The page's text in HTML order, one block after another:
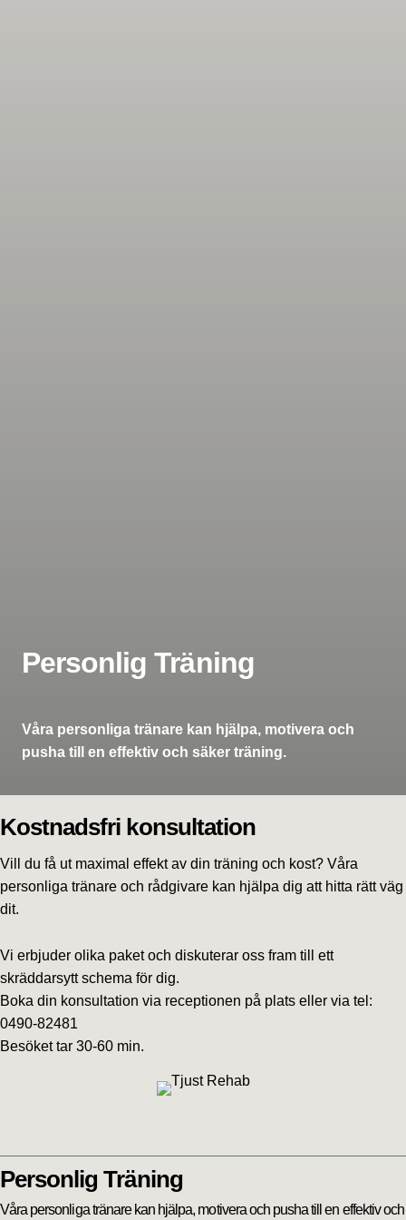
Personlig Träning
Våra personliga tränare kan hjälpa, motivera och
pusha till en effektiv och säker träning.
Kostnadsfri konsultation
Vill du få ut maximal effekt av din träning och kost? Våra
personliga tränare och rådgivare kan hjälpa dig att hitta rätt väg
dit.
Vi erbjuder olika paket och diskuterar oss fram till ett
skräddarsytt schema för dig.
Boka din konsultation via receptionen på plats eller via tel:
0490-82481
Besöket tar 30-60 min.
Personlig Träning
Våra personliga tränare kan hjälpa, motivera och pusha till en effektiv och